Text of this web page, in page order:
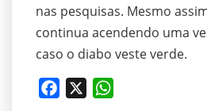
nas pesquisas. Mesmo
continua acendendo uma
caso o diabo veste verde.
Facebook